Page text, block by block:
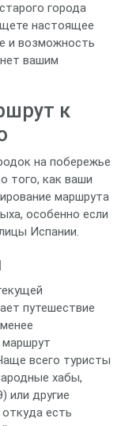
города
настоящее
и возможность
вашим
к
на побережье
того, как ваши
маршрута
особенно если
Испании.
путешествие
всего туристы
хабы,
или другие
откуда есть